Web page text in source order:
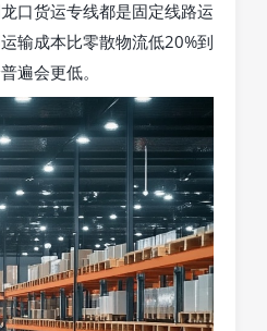
口货运专线都是固定线路运
输成本比零散物流低20%到
遍会更低。